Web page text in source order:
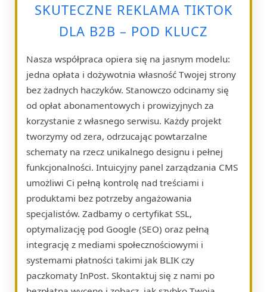
SKUTECZNE REKLAMA TIKTOK
DLA B2B – POD KLUCZ
Nasza współpraca opiera się na jasnym modelu:
jedna opłata i dożywotnia własność Twojej strony
bez żadnych haczyków. Stanowczo odcinamy się
od opłat abonamentowych i prowizyjnych za
korzystanie z własnego serwisu. Każdy projekt
tworzymy od zera, odrzucając powtarzalne
schematy na rzecz unikalnego designu i pełnej
funkcjonalności. Intuicyjny panel zarządzania CMS
umożliwi Ci pełną kontrolę nad treściami i
produktami bez potrzeby angażowania
specjalistów. Zadbamy o certyfikat SSL,
optymalizację pod Google (SEO) oraz pełną
integrację z mediami społecznościowymi i
systemami płatności takimi jak BLIK czy
paczkomaty InPost. Skontaktuj się z nami po